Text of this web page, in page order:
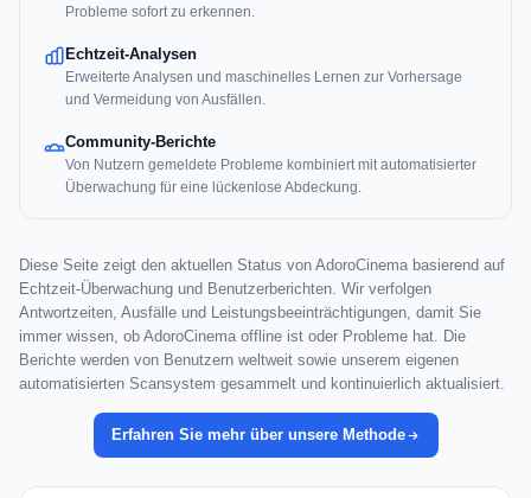
Probleme sofort zu erkennen.
Echtzeit-Analysen
Erweiterte Analysen und maschinelles Lernen zur Vorhersage
und Vermeidung von Ausfällen.
Community-Berichte
Von Nutzern gemeldete Probleme kombiniert mit automatisierter
Überwachung für eine lückenlose Abdeckung.
Diese Seite zeigt den aktuellen Status von AdoroCinema basierend auf
Echtzeit-Überwachung und Benutzerberichten. Wir verfolgen
Antwortzeiten, Ausfälle und Leistungsbeeinträchtigungen, damit Sie
immer wissen, ob AdoroCinema offline ist oder Probleme hat. Die
Berichte werden von Benutzern weltweit sowie unserem eigenen
automatisierten Scansystem gesammelt und kontinuierlich aktualisiert.
Erfahren Sie mehr über unsere Methode